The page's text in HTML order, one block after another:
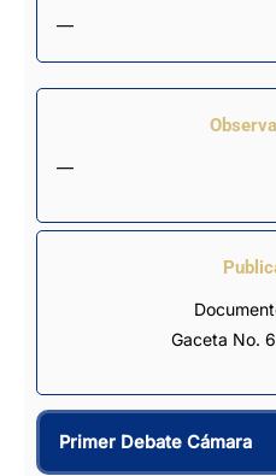
—
—
Gaceta No.
Primer Debate Cámara